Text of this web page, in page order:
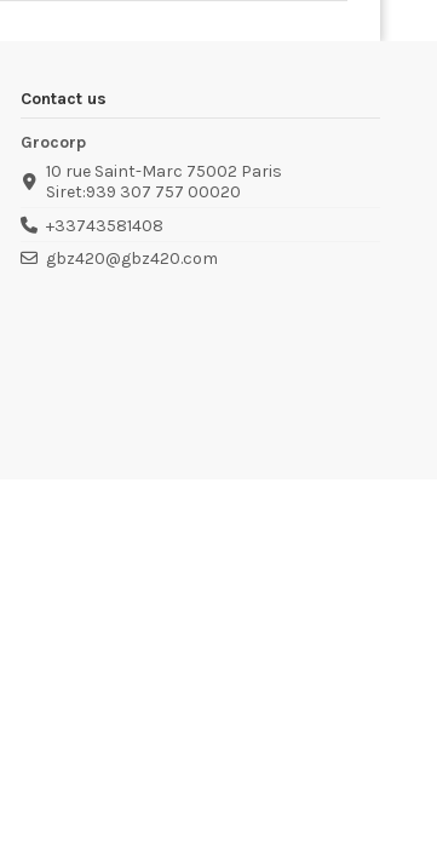
Contact us
Grocorp
10 rue Saint-Marc 75002 Paris
Siret:939 307 757 00020
+33743581408
gbz420@gbz420.com